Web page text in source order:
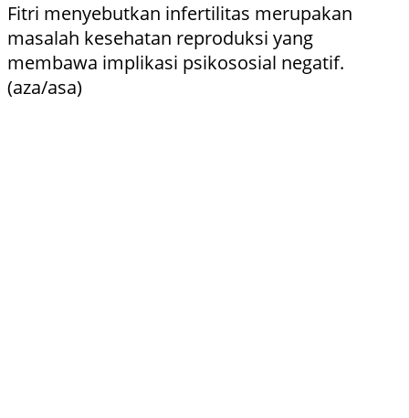
Fitri menyebutkan infertilitas merupakan
masalah kesehatan reproduksi yang
membawa implikasi psikososial negatif.
(aza/asa)